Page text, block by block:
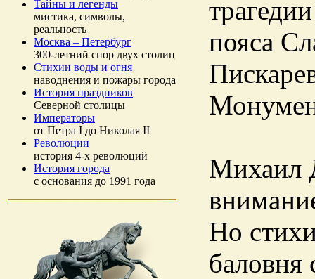
Тайны и легенды
мистика, символы,
реальность
Москва – Петербург
300-летний спор двух столиц
Стихии воды и огня
наводнения и пожары города
История праздников
Северной столицы
Императоры
от Петра I до Николая II
Революции
история 4-х революций
История города
с основания до 1991 года
пояса
Михаил
Но